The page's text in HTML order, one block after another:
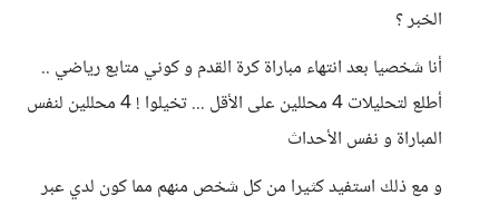
الخبر ؟
أنا شخصيا بعد انتهاء مباراة كرة القدم و كوني متابع رياضي ..
أطلع لتحليلات 4 محللين على الأقل ... تخيلوا ! 4 محللين لنفس
المباراة و نفس الأحداث
و مع ذلك استفيد كثيرا من كل شخص منهم مما كون لدي عبر